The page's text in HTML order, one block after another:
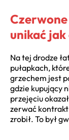
unikać
Na tej drodze
pułapkach,
grzechem jest
gdzie kupujący
przejęciu
zerwać kontrakt
zrobił. To był